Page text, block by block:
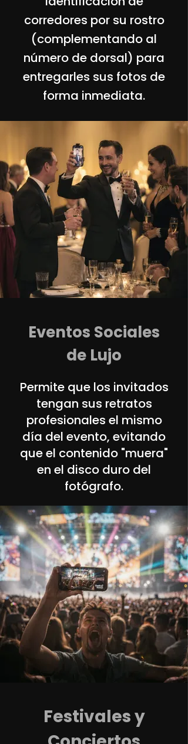
corredores por su rostro
(complementando al
número de dorsal) para
entregarles sus fotos de
forma inmediata.
Eventos Sociales
de Lujo
Permite que los invitados
tengan sus retratos
profesionales el mismo
día del evento, evitando
que el contenido "muera"
en el disco duro del
fotógrafo.
Festivales y